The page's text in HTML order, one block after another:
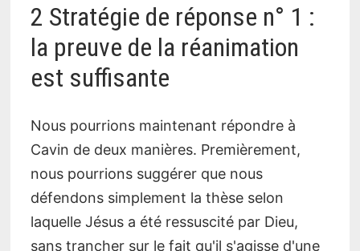
2 Stratégie de réponse n° 1 :
la preuve de la réanimation
est suffisante
Nous pourrions maintenant répondre à
Cavin de deux manières. Premièrement,
nous pourrions suggérer que nous
défendons simplement la thèse selon
laquelle Jésus a été ressuscité par Dieu,
sans trancher sur le fait qu'il s'agisse d'une